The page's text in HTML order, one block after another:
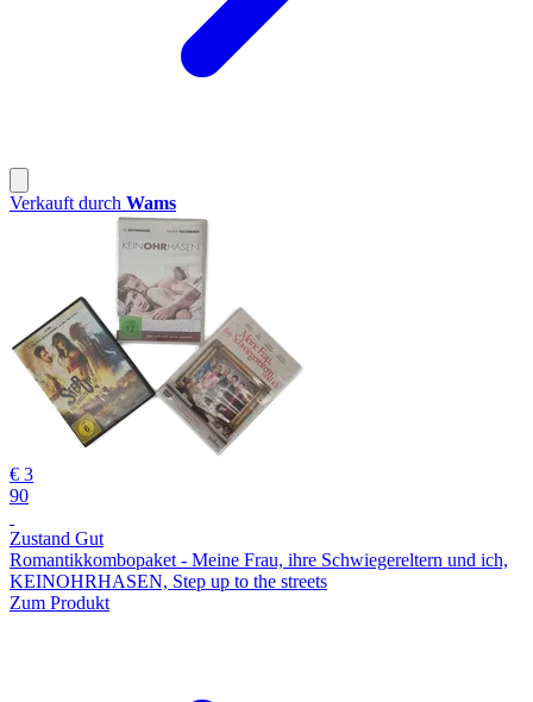
Verkauft durch Wams
€ 3
90
Zustand Gut
Romantikkombopaket - Meine Frau, ihre Schwiegereltern und ich,
KEINOHRHASEN, Step up to the streets
Zum Produkt